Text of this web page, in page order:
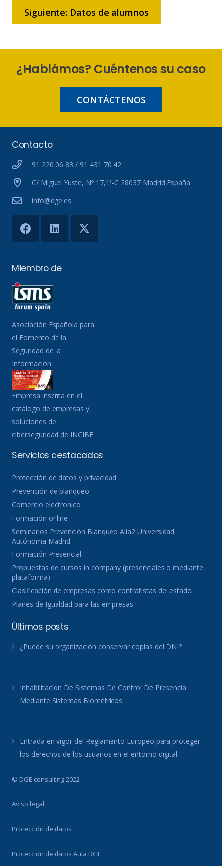
Siguiente: Datos de alumnos
¿Hablámos? Cuéntenos su caso
CONTÁCTENOS
Contacto
91 220 06 83 / 91 431 70 42
C/ Miguel Yuste, Nº 17,1ª-C 28037 Madrid España
info@dge.es
Miembro de
Asociación Española para
el Fomento de la
Seguridad de la
Información
Empresa inscrita en el
catálogo de empresas y
soluciones de
ciberseguridad de INCIBE
Servicios destacados
Protección de datos y privacidad
Prevención de blanqueo
Comercio electronico
Formación online
Seminarios Prevención Blanqueo Alia2 Universidad
Autónoma Madrid
Formación Presencial
Propuestas de cursos in company (presenciales o mediante
plataforma)
Clasificación de empresas como contratistas del estado
Planes de Igualdad para las empresas
Últimos posts
¿Puede su organización conservar copias del DNI?
Inhabilitación De Sistemas De Control De Presencia
Mediante Sistemas Biométricos
Entrada en vigor del Reglamento Europeo para proteger
los derechos de los usuarios en el entorno digital
© DGE consulting 2022
Aviso legal
Protección de datos
Protección de datos Aula DGE